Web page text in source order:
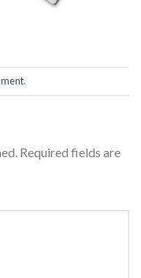
.
Required fields are